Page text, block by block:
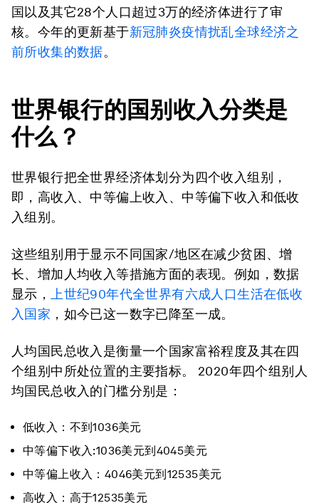
国以及其它28个人口超过3万的经济体进行了审
核。今年的更新基于新冠肺炎疫情扰乱全球经济之
前所收集的数据。
世界银行的国别收入分类是
什么？
世界银行把全世界经济体划分为四个收入组别，
即，高收入、中等偏上收入、中等偏下收入和低收
入组别。
这些组别用于显示不同国家/地区在减少贫困、增
长、增加人均收入等措施方面的表现。例如，数据
显示，
上世纪90年代全世界有六成人口生活在低收
入国家 ，如今已这一数字已降至一成。
人均国民总收入是衡量一个国家富裕程度及其在四
个组别中所处位置的主要指标。 2020年四个组别人
均国民总收入的门槛分别是：
低收入：不到1036美元
中等偏下收入:1036美元到4045美元
中等偏上收入：4046美元到12535美元
高收入：高于12535美元